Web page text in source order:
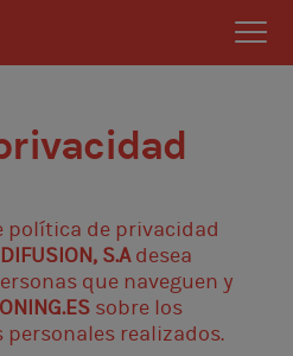
política de privacidad
S.Adesea
que naveguen y
sobre los
realizados.